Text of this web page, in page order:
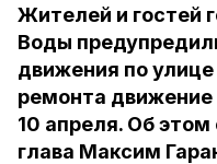
Жителей и гостей
Воды
движения по
ремонта движение
10 апреля. Об
глава Максим